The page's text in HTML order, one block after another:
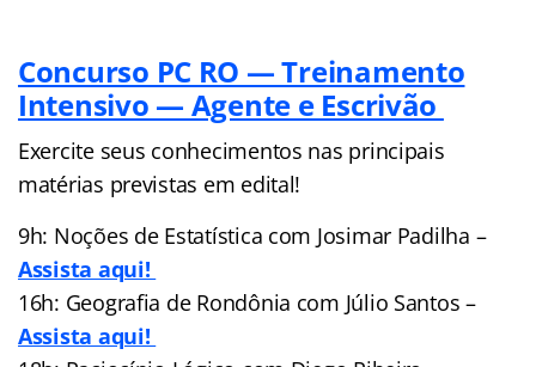
Concurso PC RO — Treinamento
Intensivo — Agente e Escrivão
Exercite seus conhecimentos nas principais
matérias previstas em edital!
9h: Noções de Estatística com Josimar Padilha –
Assista aqui!
16h: Geografia de Rondônia com Júlio Santos –
Assista aqui!